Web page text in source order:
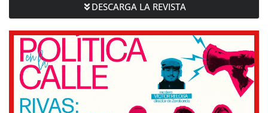
DESCARGA LA REVISTA